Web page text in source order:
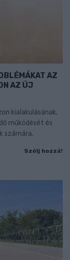
AZ
AZ ÚJ
kialakulásának,
működését és
számára.
Szólj hozzá!